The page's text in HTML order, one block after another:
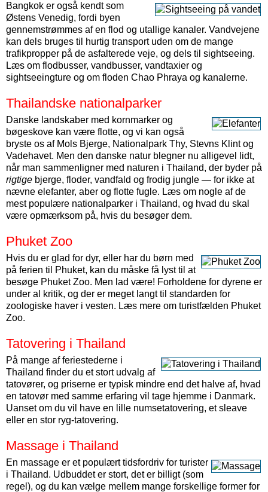
Bangkok er også kendt som
Østens Venedig, fordi byen
gennemstrømmes af en flod og utallige kanaler. Vandvejene
kan dels bruges til hurtig transport uden om de mange
trafikpropper på de asfalterede veje, og dels til sightseeing.
Læs om flodbusser, vandbusser, vandtaxier og
sightseeingture og om floden Chao Phraya og kanalerne.
Thailandske nationalparker
Danske landskaber med kornmarker og
bøgeskove kan være flotte, og vi kan også
bryste os af Mols Bjerge, Nationalpark Thy, Stevns Klint og
Vadehavet. Men den danske natur blegner nu alligevel lidt,
når man sammenligner med naturen i Thailand, der byder på
rigtige bjerge, floder, vandfald og frodig jungle — for ikke at
nævne elefanter, aber og flotte fugle. Læs om nogle af de
mest populære nationalparker i Thailand, og hvad du skal
være opmærksom på, hvis du besøger dem.
Phuket Zoo
Hvis du er glad for dyr, eller har du børn med
på ferien til Phuket, kan du måske få lyst til at
besøge Phuket Zoo. Men lad være! Forholdene for dyrene er
under al kritik, og der er meget langt til standarden for
zoologiske haver i vesten. Læs mere om turistfælden Phuket
Zoo.
Tatovering i Thailand
På mange af feriestederne i
Thailand finder du et stort udvalg af
tatovører, og priserne er typisk mindre end det halve af, hvad
en tatovør med samme erfaring vil tage hjemme i Danmark.
Uanset om du vil have en lille numsetatovering, et sleave
eller en stor ryg-tatovering.
Massage i Thailand
En massage er et populært tidsfordriv for turister
i Thailand. Udbuddet er stort, det er billigt (som
regel), og du kan vælge mellem mange forskellige former for